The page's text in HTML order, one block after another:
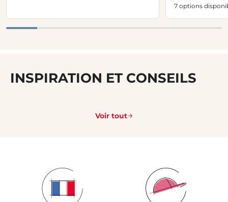
7 options
INSPIRATION ET CONSEILS
Voir tout